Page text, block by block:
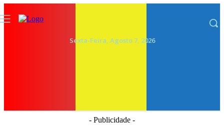
Sexta-Feira, Agosto 7, 2026
- Publicidade -